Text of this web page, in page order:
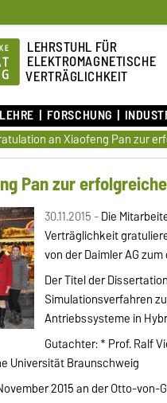
LEHRSTUHL FÜR
ELEKTROMAGNETISCHE
VERTRÄGLICHKEIT
LEHRE FORSCHUNG
Pan zur
30.11.2015 -Die
Verträglichkeit
von der Daimler AG
Der Titel der
Simulationsverfahren
Antriebssysteme in
Gutachter: * Prof. Ralf
Universität Braunschweig
2015 an der Otto-